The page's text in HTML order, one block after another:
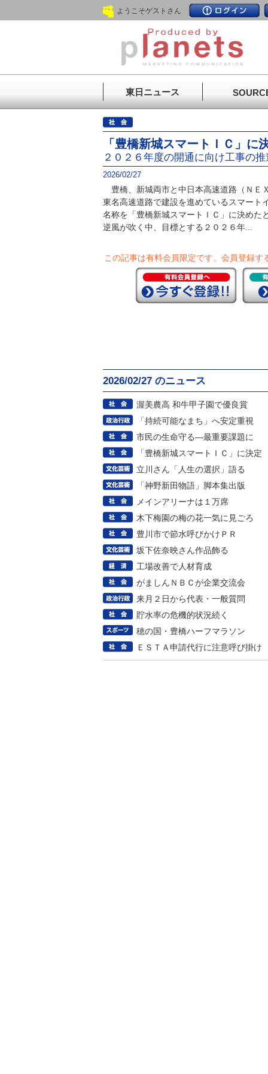
ようこそゲストさん
東日ニュース
「豊橋新城スマートＩＣ」に
２０２６年度の開通に向け工事の
2026/02/27
豊橋、新城両市と中日本高速道路（ＮＥ
東名高速道路で建設を進めているスマート
名称を「豊橋新城スマートＩＣ」に決めた
逆風が吹く中、目標とする２０２６年...
この記事は有料会員限定です。 会員登録す
2026/02/27 のニュース
渥美農高 和牛甲子園で優良賞
「持続可能なまち」へ安定重視
市民の生命守る―最重要課題に
「豊橋新城スマートＩＣ」に決定
立川さん「人生の選択」語る
「神野新田物語」脚本集出版
メインアリーナは１万席
木下梅園の梅の花一気に見ごろ
豊川市で節水呼びかけＰＲ
坂下佐奈映さん作品飾る
工場改善で人材育成
がましんＮＢＣが企業交流会
来月２日から代表・一般質問
貯水率の危機的状況続く
穂の国・豊橋ハーフマラソン
ＥＳＴＡ申請代行に注意呼び掛け